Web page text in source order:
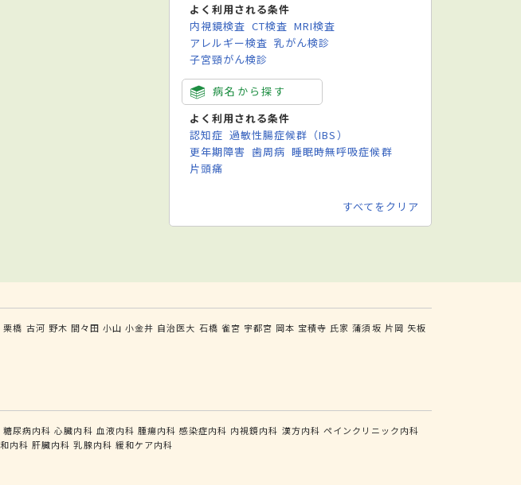
よく利用される条件
内視鏡検査 CT検査 MRI検査
アレルギー検査 乳がん検診
子宮頸がん検診
病名から探す
よく利用される条件
認知症 過敏性腸症候群（IBS）
更年期障害 歯周病 睡眠時無呼吸症候群
片頭痛
すべてをクリア
栗橋 古河 野木 間々田 小山 小金井 自治医大 石橋 雀宮 宇都宮 岡本 宝積寺 氏家 蒲須坂 片岡 矢板
糖尿病内科 心臓内科 血液内科 腫瘍内科 感染症内科 内視鏡内科 漢方内科 ペインクリニック内科
内科 肝臓内科 乳腺内科 緩和ケア内科